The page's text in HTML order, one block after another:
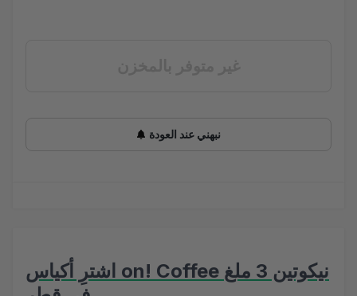
نبهني عند العودة
اشترِ أكياس on! Coffee نيكوتين 3 ملغ